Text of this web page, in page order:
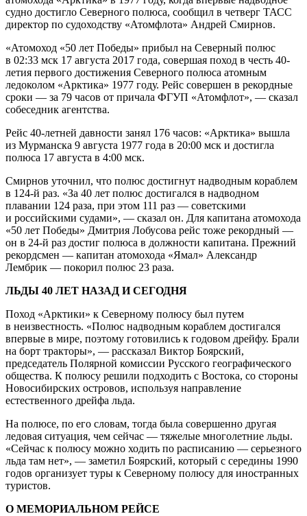
судно достигло Северного полюса, сообщил в четверг ТАСС
директор по судоходству «Атомфлота» Андрей Смирнов.
«Атомоход «50 лет Победы» прибыл на Северный полюс
в 02:33 мск 17 августа 2017 года, совершая поход в честь 40-
летия первого достижения Северного полюса атомным
ледоколом «Арктика» 1977 году. Рейс совершен в рекордные
сроки — за 79 часов от причала ФГУП «Атомфлот», — сказал
собеседник агентства.
Рейс 40-летней давности занял 176 часов: «Арктика» вышла
из Мурманска 9 августа 1977 года в 20:00 мск и достигла
полюса 17 августа в 4:00 мск.
Смирнов уточнил, что полюс достигнут надводным кораблем
в 124-й раз. «За 40 лет полюс достигался в надводном
плавании 124 раза, при этом 111 раз — советскими
и российскими судами», — сказал он. Для капитана атомохода
«50 лет Победы» Дмитрия Лобусова рейс тоже рекордный —
он в 24-й раз достиг полюса в должности капитана. Прежний
рекордсмен — капитан атомохода «Ямал» Александр
Лембрик — покорил полюс 23 раза.
ЛЬДЫ 40 ЛЕТ НАЗАД И СЕГОДНЯ
Поход «Арктики» к Северному полюсу был путем
в неизвестность. «Полюс надводным кораблем достигался
впервые в мире, поэтому готовились к годовом дрейфу. Брали
на борт тракторы», — рассказал Виктор Боярский,
председатель Полярной комиссии Русского географического
общества. К полюсу решили подходить с Востока, со стороны
Новосибирских островов, используя направление
естественного дрейфа льда.
На полюсе, по его словам, тогда была совершенно другая
ледовая ситуация, чем сейчас — тяжелые многолетние льды.
«Сейчас к полюсу можно ходить по расписанию — серьезного
льда там нет», — заметил Боярский, который с середины 1990
годов организует туры к Северному полюсу для иностранных
туристов.
О МЕМОРИАЛЬНОМ РЕЙСЕ